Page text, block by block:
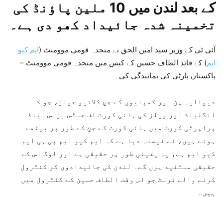
کے بعد لندن میں 10 ملین پاؤنڈ کی
تخمینہ شدہ جائیداد کھو دی ہے۔
آئی ٹی کے وزیر سید امین الحق نے متحدہ قومی موومنٹ (ایم کیو
ایم) کے قائد الطاف حسین کے کیس میں متحدہ قومی موومنٹ –
پاکستان پارٹی کی نمائندگی کی۔
دیوالیہ پن اور کمپنیوں کے جج کلائیو جونز، جو کہ
انگلینڈ اور ویلز کی ہائی کورٹ آف جسٹس بزنس اینڈ
پراپرٹی کورٹ میں ہائی کورٹ کے جج کے طور پر بیٹھے
ہوئے ہیں، نے فیصلہ دیا ہے کہ ایم کیو ایم پی ہی ایم
کیو ایم ہے، یہ یقینی طور پر حقیقی ہے اور لوگ اس کے
حقیقی مستفید ہوں گے۔ لندن کی جائیدادوں کو کنٹرول
کرنے والے ٹرسٹ جو اس وقت الطاف حسین کے کنٹرول میں
ہیں۔